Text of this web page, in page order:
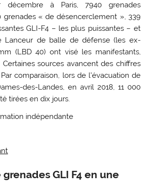
à Paris, 7940 grenades
grenades « de désencerclement », 339
GLI-F4 – les plus puissantes – et
Lanceur de balle de défense (les ex-
(LBD 40) ont visé les manifestants,
sources avancent des chiffres
comparaison, lors de l’évacuation de
des-Landes, en avril 2018, 11 000
tirées en dix jours.
indépendante
GLI F4 en une